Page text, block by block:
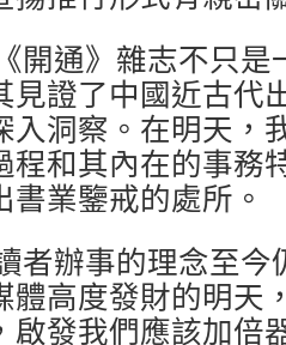
開通》雜志不只
見證了中國近古代
入洞察。在明天，
程和其內在的事務
業鑒戒的處所。
者辦事的理念至
體高度發財的明天
啟發我們應該加倍